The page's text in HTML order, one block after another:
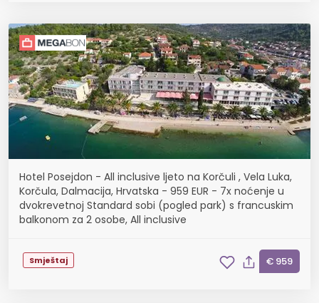
Hotel Posejdon - All inclusive ljeto na Korčuli , Vela Luka,
Korčula, Dalmacija, Hrvatska - 959 EUR - 7x noćenje u
dvokrevetnoj Standard sobi (pogled park) s francuskim
balkonom za 2 osobe, All inclusive
Smještaj € 959